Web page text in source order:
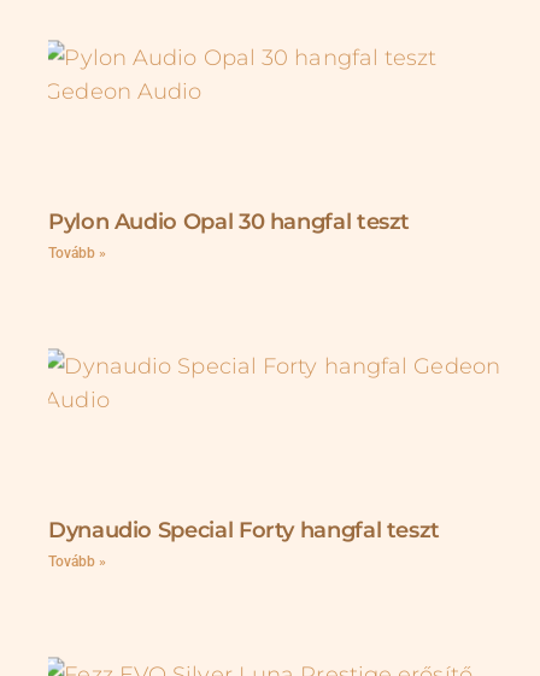
Pylon Audio Opal 30 hangfal teszt
Tovább »
Dynaudio Special Forty hangfal teszt
Tovább »